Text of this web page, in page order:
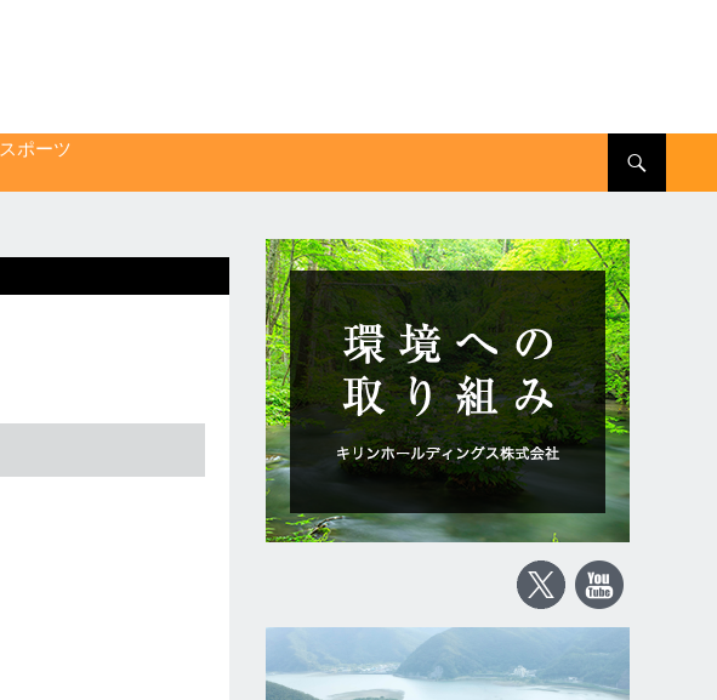
スポーツ